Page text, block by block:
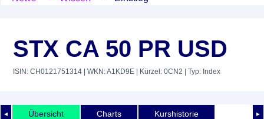
STX CA 50 PR USD
ISIN: CH0121751314 | WKN: A1KD9E | Kürzel: 0CN2 | Typ: Index
◄ ►
Übersicht Charts Kurshistorie